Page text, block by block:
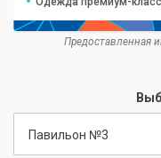
Предоставленная
Павильон №3